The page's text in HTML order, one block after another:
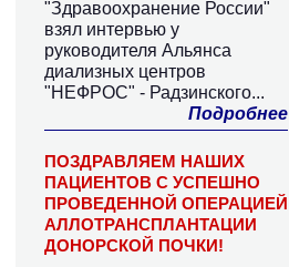
"Здравоохранение России"
взял интервью у
руководителя Альянса
диализных центров
"НЕФРОС" - Радзинского...
Подробнее
ПОЗДРАВЛЯЕМ НАШИХ
ПАЦИЕНТОВ С УСПЕШНО
ПРОВЕДЕННОЙ ОПЕРАЦИЕЙ
АЛЛОТРАНСПЛАНТАЦИИ
ДОНОРСКОЙ ПОЧКИ!